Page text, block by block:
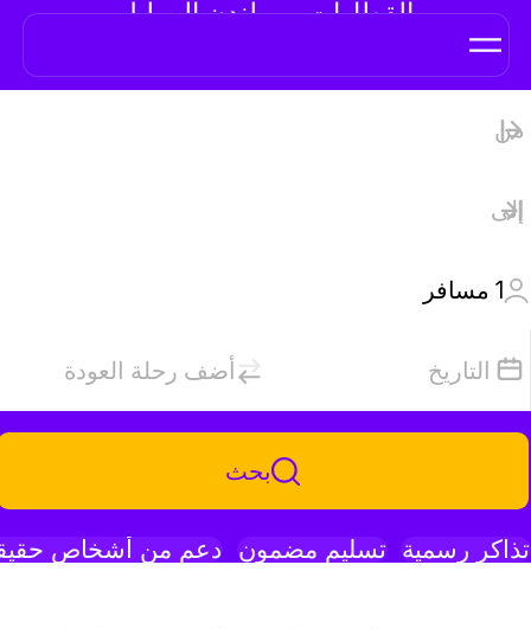
القطارات من لندن إلى ليل
1 مسافر
التاريخ أضف رحلة العودة
بحث
تذاكر رسمية تسليم مضمون دعم من أشخاص